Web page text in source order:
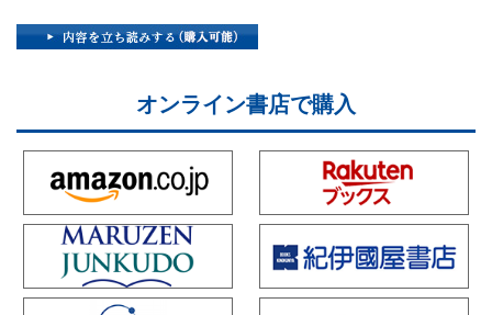
オンライン書店で購入